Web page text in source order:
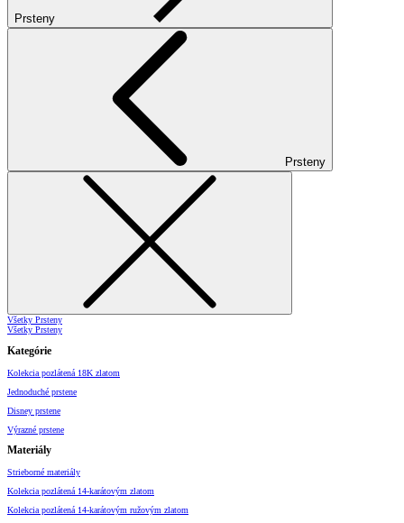
Prsteny
Prsteny
Všetky Prsteny
Všetky Prsteny
Kategórie
Kolekcia pozlátená 18K zlatom
Jednoduché prstene
Disney prstene
Výrazné prstene
Materiály
Strieborné materiály
Kolekcia pozlátená 14-karátovým zlatom
Kolekcia pozlátená 14-karátovým ružovým zlatom